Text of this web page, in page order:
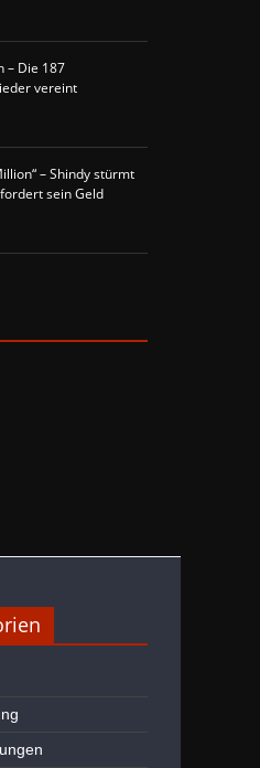
– Die 187
vereint
– Shindy stürmt
sein Geld